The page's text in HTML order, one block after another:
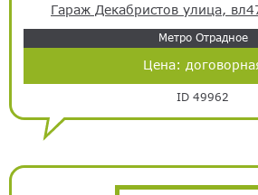
Гараж Декабристов улица,
Метро Отрадное
Цена:
ID 49962